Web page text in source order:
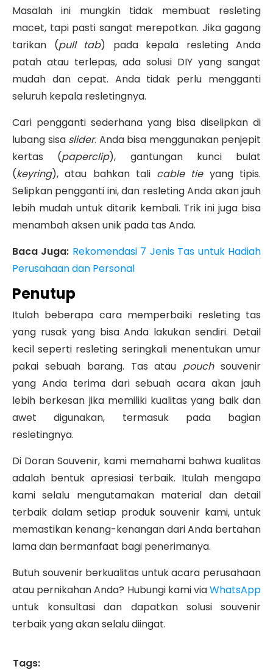
Masalah ini mungkin tidak membuat resleting
macet, tapi pasti sangat merepotkan. Jika gagang
tarikan (pull tab) pada kepala resleting Anda
patah atau terlepas, ada solusi DIY yang sangat
mudah dan cepat. Anda tidak perlu mengganti
seluruh kepala resletingnya.
Cari pengganti sederhana yang bisa diselipkan di
lubang sisa slider. Anda bisa menggunakan penjepit
kertas (paperclip), gantungan kunci bulat
(keyring), atau bahkan tali cable tieyang tipis.
Selipkan pengganti ini, dan resleting Anda akan jauh
lebih mudah untuk ditarik kembali. Trik ini juga bisa
menambah aksen unik pada tas Anda.
Baca Juga: Rekomendasi 7 Jenis Tas untuk Hadiah
Perusahaan dan Personal
Penutup
Itulah beberapa cara memperbaiki resleting tas
yang rusak yang bisa Anda lakukan sendiri. Detail
kecil seperti resleting seringkali menentukan umur
pakai sebuah barang. Tas atau pouchsouvenir
yang Anda terima dari sebuah acara akan jauh
lebih berkesan jika memiliki kualitas yang baik dan
awet digunakan, termasuk pada bagian
resletingnya.
Di Doran Souvenir, kami memahami bahwa kualitas
adalah bentuk apresiasi terbaik. Itulah mengapa
kami selalu mengutamakan material dan detail
terbaik dalam setiap produk souvenir kami, untuk
memastikan kenang-kenangan dari Anda bertahan
lama dan bermanfaat bagi penerimanya.
Butuh souvenir berkualitas untuk acara perusahaan
atau pernikahan Anda? Hubungi kami viaWhatsApp
untuk konsultasi dan dapatkan solusi souvenir
terbaik yang akan selalu diingat.
Tags: